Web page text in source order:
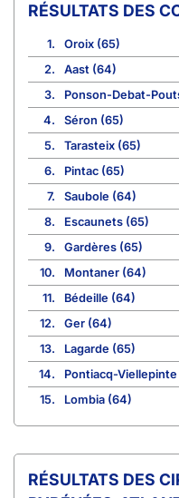
1.
Oroix (65)
2.
Aast (64)
3.
Ponson-Debat-
4.
Séron (65)
5.
Tarasteix (65)
6.
Pintac (65)
7.
Saubole (64)
8.
Escaunets (65)
9.
Gardères (65)
10.
Montaner (64)
11.
Bédeille (64)
12.
Ger (64)
13.
Lagarde (65)
14.
Pontiacq-
15.
Lombia (64)